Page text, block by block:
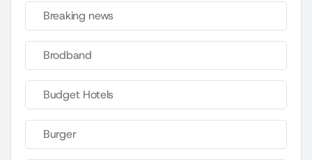
Breaking news
Brodband
Budget Hotels
Burger